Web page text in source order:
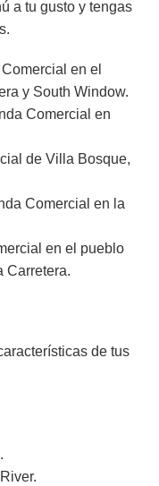
a tu gusto y tengas
en el
y South Window.
Comercial en
de Villa Bosque,
Comercial en la
en el pueblo
Carretera.
de tus